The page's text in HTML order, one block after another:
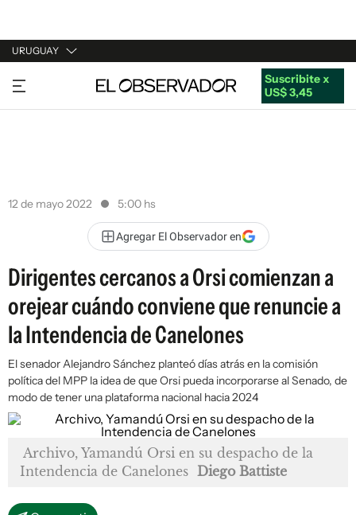
URUGUAY
URUGUAY
ARGENTINA
Suscribite x
US$ 3,45
12 de mayo 2022 5:00 hs
Agregar El Observador en
Dirigentes cercanos a Orsi comienzan a
orejear cuándo conviene que renuncie a
la Intendencia de Canelones
El senador Alejandro Sánchez planteó días atrás en la comisión
política del MPP la idea de que Orsi pueda incorporarse al Senado, de
modo de tener una plataforma nacional hacia 2024
Archivo, Yamandú Orsi en su despacho de la
Intendencia de Canelones Diego Battiste